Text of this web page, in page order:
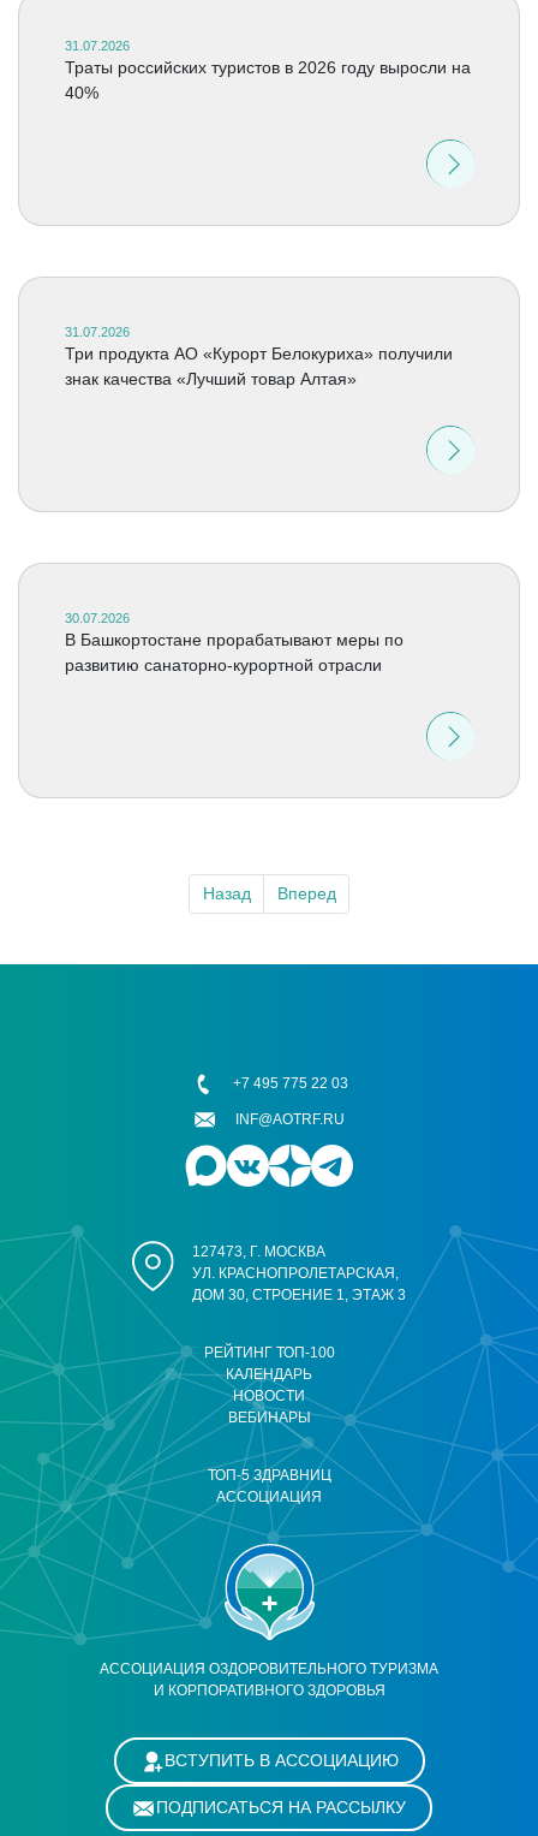
31.07.2026
Траты российских туристов в 2026 году выросли на
40%
31.07.2026
Три продукта АО «Курорт Белокуриха» получили
знак качества «Лучший товар Алтая»
30.07.2026
В Башкортостане прорабатывают меры по
развитию санаторно-курортной отрасли
Назад Вперед
АССОЦИАЦИЯ ОЗДОРОВИТЕЛЬНОГО ТУРИЗМА
И КОРПОРАТИВНОГО ЗДОРОВЬЯ
РЕЙТИНГ ТОП-100
КАЛЕНДАРЬ
НОВОСТИ
ВЕБИНАРЫ
ТОП-5 ЗДРАВНИЦ
АССОЦИАЦИЯ
127473, Г. МОСКВА
УЛ. КРАСНОПРОЛЕТАРСКАЯ,
ДОМ 30, СТРОЕНИЕ 1, ЭТАЖ 3
+7 495 775 22 03
INF@AOTRF.RU
ВСТУПИТЬ В АССОЦИАЦИЮ
ПОДПИСАТЬСЯ НА РАССЫЛКУ